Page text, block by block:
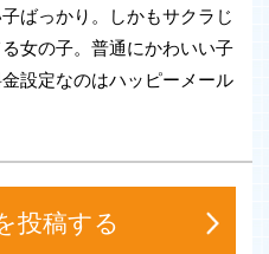
能です
ションをしても
報は一切流されませんので
込みなどは発見次第削除、注
ばっかり。しかもサクラじ
女の子。普通にかわいい子
設定なのはハッピーメール
投稿する